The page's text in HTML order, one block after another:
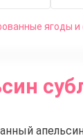
ягоды и